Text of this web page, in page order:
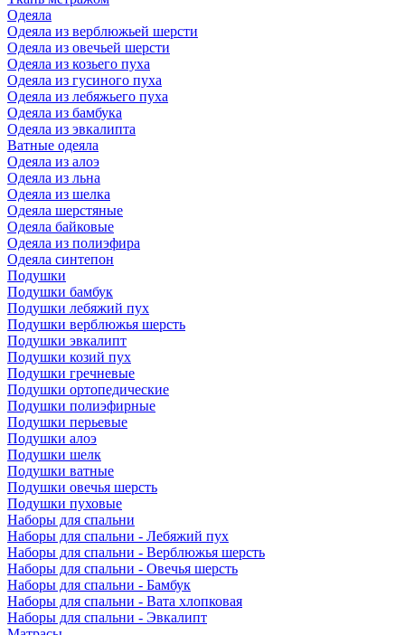
Одеяла
Одеяла из верблюжьей шерсти
Одеяла из овечьей шерсти
Одеяла из козьего пуха
Одеяла из гусиного пуха
Одеяла из лебяжьего пуха
Одеяла из бамбука
Одеяла из эвкалипта
Ватные одеяла
Одеяла из алоэ
Одеяла из льна
Одеяла из шелка
Одеяла шерстяные
Одеяла байковые
Одеяла из полиэфира
Одеяла синтепон
Подушки
Подушки бамбук
Подушки лебяжий пух
Подушки верблюжья шерсть
Подушки эвкалипт
Подушки козий пух
Подушки гречневые
Подушки ортопедические
Подушки полиэфирные
Подушки перьевые
Подушки алоэ
Подушки шелк
Подушки ватные
Подушки овечья шерсть
Подушки пуховые
Наборы для спальни
Наборы для спальни - Лебяжий пух
Наборы для спальни - Верблюжья шерсть
Наборы для спальни - Овечья шерсть
Наборы для спальни - Бамбук
Наборы для спальни - Вата хлопковая
Наборы для спальни - Эвкалипт